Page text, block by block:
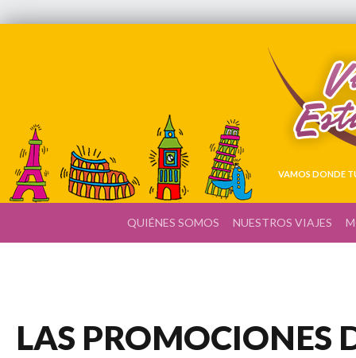
VAMOS DONDE
QUIÉNES SOMOS NUESTROS VIAJES
LAS PROMOCIONES